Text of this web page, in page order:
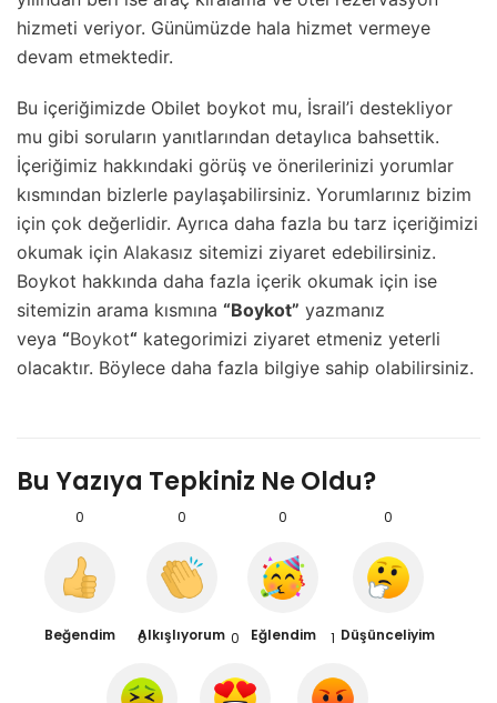
hizmeti veriyor. Günümüzde hala hizmet vermeye
devam etmektedir.
Bu içeriğimizde Obilet boykot mu, İsrail’i destekliyor
mu gibi soruların yanıtlarından detaylıca bahsettik.
İçeriğimiz hakkındaki görüş ve önerilerinizi yorumlar
kısmından bizlerle paylaşabilirsiniz. Yorumlarınız bizim
için çok değerlidir. Ayrıca daha fazla bu tarz içeriğimizi
okumak için Alakasız sitemizi ziyaret edebilirsiniz.
Boykot hakkında daha fazla içerik okumak için ise
sitemizin arama kısmına “Boykot” yazmanız
veya “Boykot“ kategorimizi ziyaret etmeniz yeterli
olacaktır. Böylece daha fazla bilgiye sahip olabilirsiniz.
Bu Yazıya Tepkiniz Ne Oldu?
0
Beğendim
0
Alkışlıyorum
0
Eğlendim
0
Düşünceliyim
0 0 1